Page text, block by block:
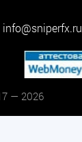
info@sniperfx.ru
— 2026